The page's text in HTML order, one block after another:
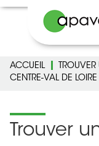
ACCUEIL
CENTRE-VAL DE LOIRE
Trouver